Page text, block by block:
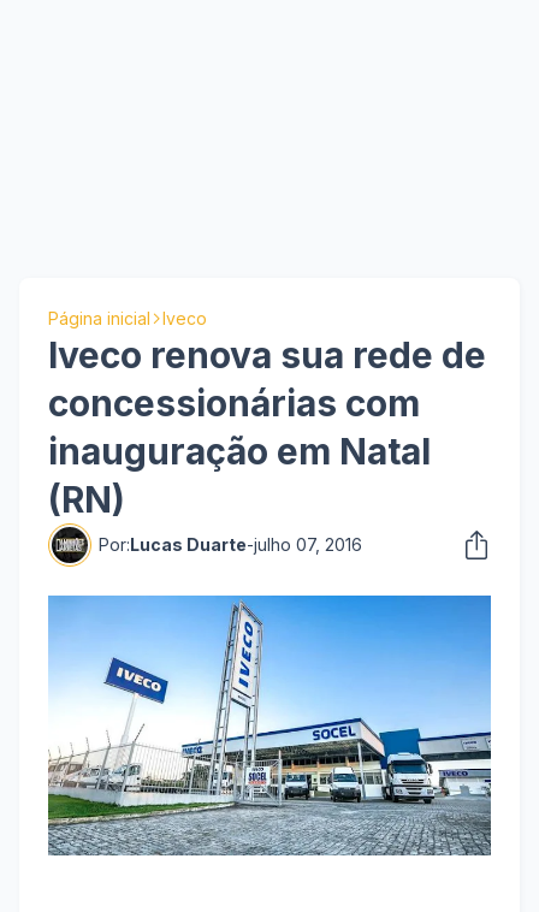
Página inicial Iveco
Iveco renova sua rede de
concessionárias com
inauguração em Natal
(RN)
Por:Lucas Duarte-julho 07, 2016